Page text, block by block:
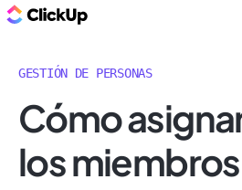
GESTIÓN DE PERSONAS
Cómo
los